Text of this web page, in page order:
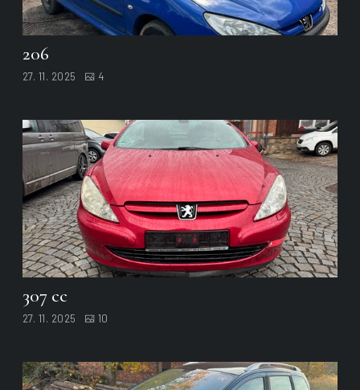
206
27. 11. 2025 4
307 cc
27. 11. 2025 10